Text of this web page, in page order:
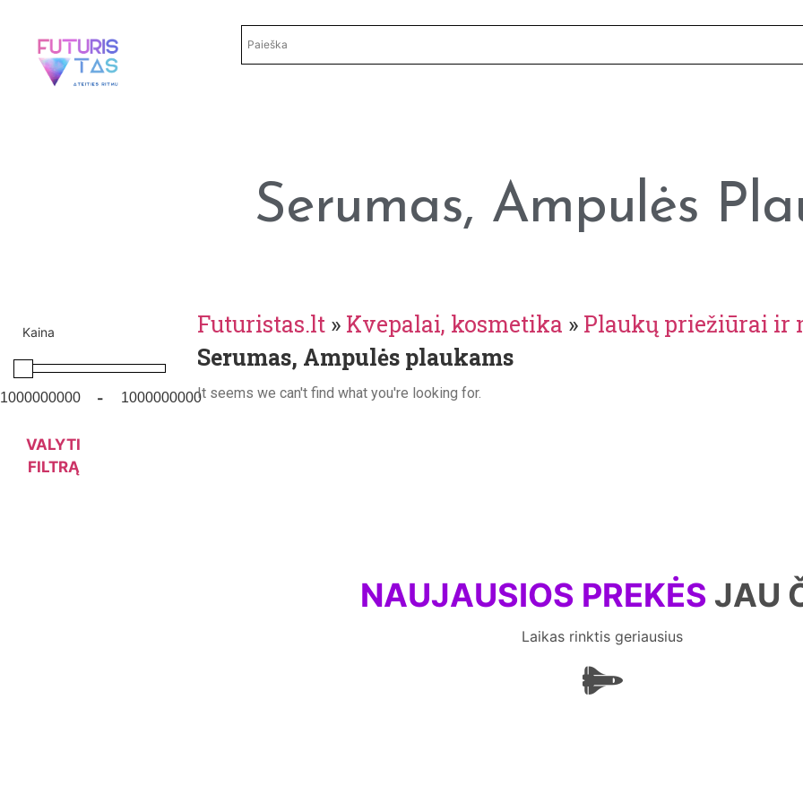
Serumas, Ampulės
Kaina
-
VALYTI
FILTRĄ
Futuristas.lt » Kvepalai, kosmetika » Plaukų priežiūrai ir
Serumas, Ampulės plaukams
It seems we can't find what you're looking for.
NAUJAUSIOS PREKĖS JAU
Laikas rinktis geriausius